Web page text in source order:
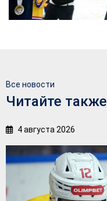
Все новости
Читайте также
4 августа 2026